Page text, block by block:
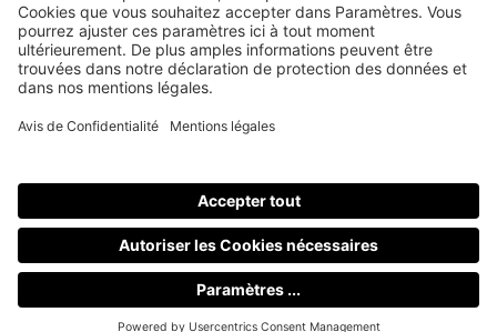
nubert sur le web
Modes de paiement
Tous les prix incluent la TVA, plus les fraisd'expédition
éventuels frais de livraison, sauf indication contraire.